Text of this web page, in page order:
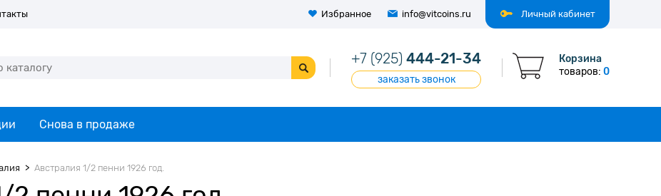
Личный кабинет
Избранное info@vitcoins.ru
+7 (925) 444-21-34
заказать звонок
Корзина
товаров: 0
Снова в продаже
Австралия 1/2 пенни 1926 год.